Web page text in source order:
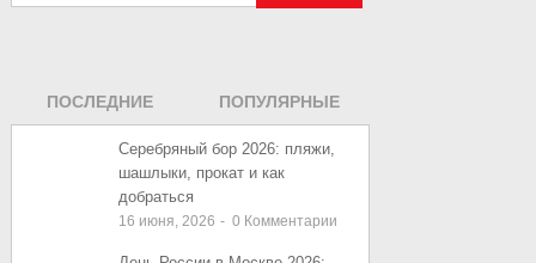
ПОСЛЕДНИЕ
ЗАПИСИ
ПОПУЛЯРНЫЕ
ЗАПИСИ
Серебряный бор 2026: пляжи,
шашлыки, прокат и как
добраться
16 июня, 2026 - 0 Комментарии